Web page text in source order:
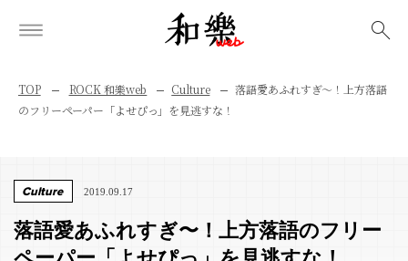
TOP ROCK 和樂web Culture
落語愛あふれすぎ〜！上方落語
のフリーペーパー「よせぴっ」を見逃すな！
Culture 2019.09.17
落語愛あふれすぎ〜！上方落語のフリー